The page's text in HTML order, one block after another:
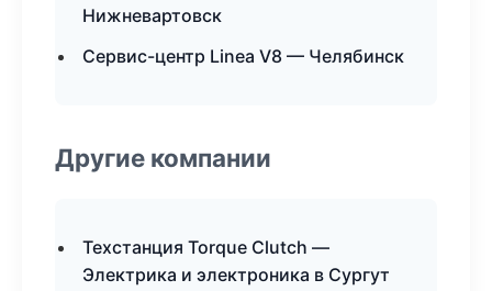
Нижневартовск
Сервис-центр Linea V8 — Челябинск
Другие компании
Техстанция Torque Clutch —
Электрика и электроника в Сургут